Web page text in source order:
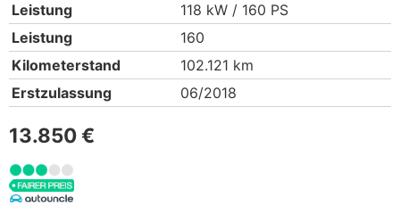
Leistung
118 kW / 160 PS
Leistung
160
Kilometerstand
102.121 km
Erstzulassung
06/2018
13.850 €